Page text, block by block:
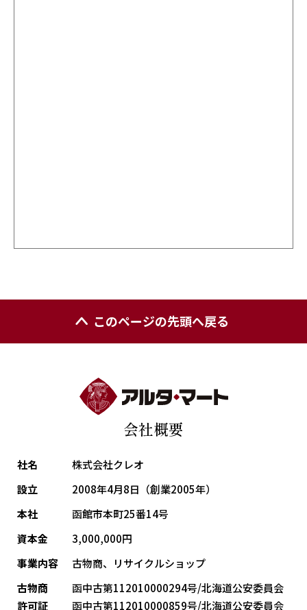
このページの先頭へ戻る
会社概要
社名
株式会社クレオ
設立
2008年4月8日（創業2005年）
本社
函館市本町25番14号
資本金
3,000,000円
事業内容
古物商、リサイクルショップ
古物商
許可証
函中古第112010000294号/北海道公安委員会
函中古第112010000859号/北海道公安委員会